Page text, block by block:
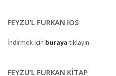
FEYZÜ’L FURKAN IOS
İndirmek için buraya tıklayın.
FEYZÜ’L FURKAN KITAP